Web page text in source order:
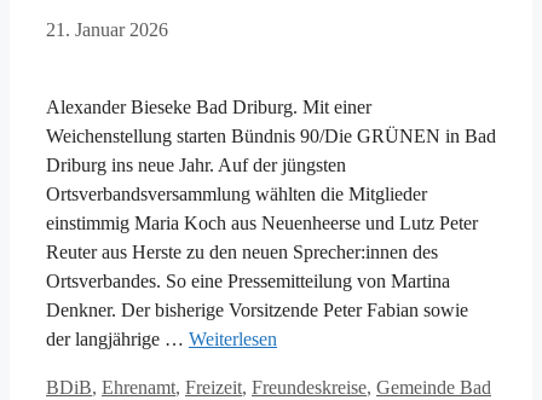
21. Januar 2026
Alexander Bieseke Bad Driburg. Mit einer
Weichenstellung starten Bündnis 90/Die GRÜNEN in Bad
Driburg ins neue Jahr. Auf der jüngsten
Ortsverbandsversammlung wählten die Mitglieder
einstimmig Maria Koch aus Neuenheerse und Lutz Peter
Reuter aus Herste zu den neuen Sprecher:innen des
Ortsverbandes. So eine Pressemitteilung von Martina
Denkner. Der bisherige Vorsitzende Peter Fabian sowie
der langjährige … Weiterlesen
Kategorien
BDiB, Ehrenamt, Freizeit, Freundeskreise, Gemeinde Bad